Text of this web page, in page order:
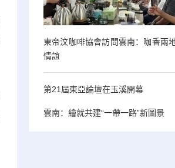
東帝汶咖啡協會訪問雲南：咖香兩
情誼
第21屆東亞論壇在玉溪開幕
雲南：繪就共建“一帶一路”新圖景